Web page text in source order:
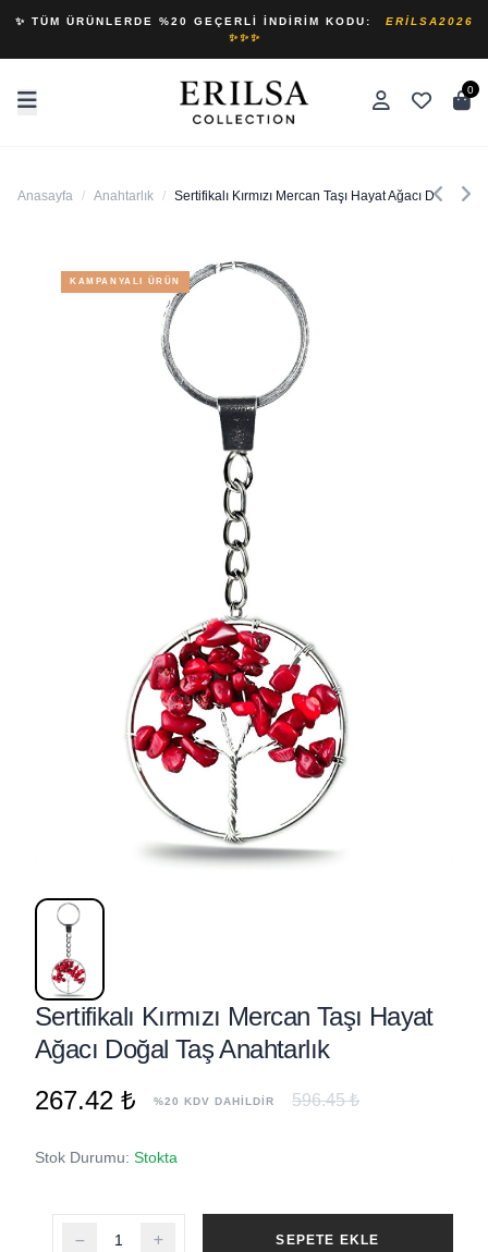
✨ TÜM ÜRÜNLERDE %20 GEÇERLI İNDIRIM KODU:
ERILSA2026
✨✨✨
0
Anasayfa / Anahtarlık / Sertifikalı Kırmızı Mercan Taşı Hayat Ağacı Doğal
KAMPANYALI ÜRÜN
Sertifikalı Kırmızı Mercan Taşı Hayat
Ağacı Doğal Taş Anahtarlık
267.42 ₺
%20 KDV DAHİLDİR 596.45 ₺
Stok Durumu: Stokta
SEPETE EKLE